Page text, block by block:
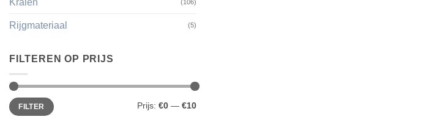
Kralen (106)
Rijgmateriaal (5)
FILTEREN OP PRIJS
Min.
prijs
Max.
prijsFILTER Prijs: €0 — €10